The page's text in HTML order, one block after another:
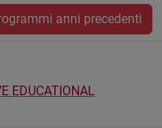
anni precedenti
EDUCATIONAL